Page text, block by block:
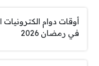
أوقات دوام الكترونيات
في رمضان 2026